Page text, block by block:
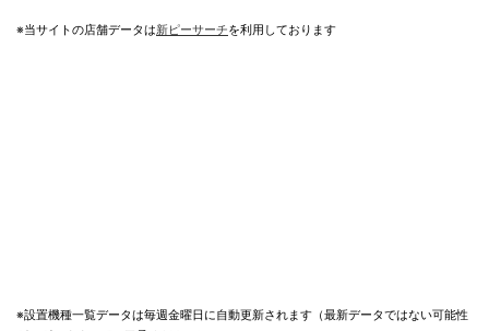
※当サイトの店舗データは新ピーサーチを利用しております
※設置機種一覧データは毎週金曜日に自動更新されます（最新データではない可能性